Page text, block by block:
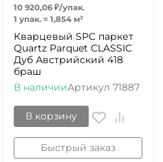
10 920,06 ₽/упак.
1 упак. = 1,854 м²
Кварцевый SPC паркет
Quartz Parquet CLASSIC
Дуб Австрийский 418
браш
В наличииАртикул 71887
В корзину
Быстрый заказ